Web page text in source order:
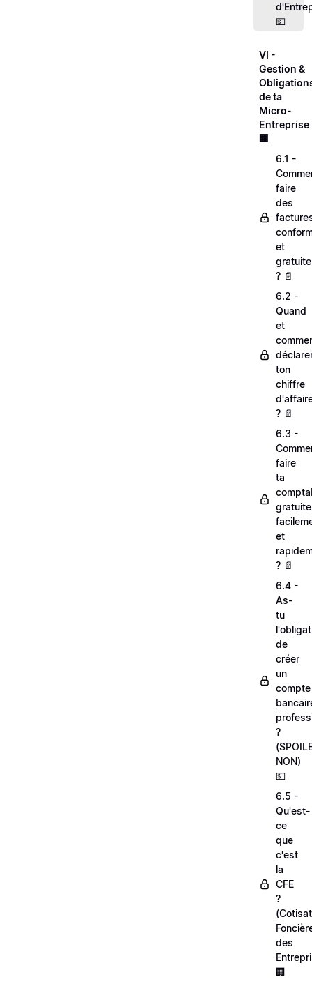
💵
VI -
Gestion &
de ta
Micro-
Entreprise
🏢
6.1 -
faire
des
et
? 📄
6.2 -
Quand
et
ton
chiffre
? 📄
6.3 -
faire
ta
et
? 📄
6.4 -
As-
tu
de
créer
un
compte
?
NON)
💵
6.5 -
Qu'est-
ce
que
c'est
la
CFE
?
des
🏢